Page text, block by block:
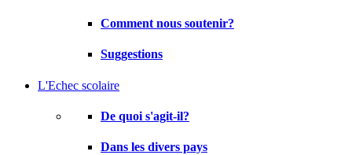
Comment nous soutenir?
Suggestions
L'Echec scolaire
De quoi s'agit-il?
Dans les divers pays